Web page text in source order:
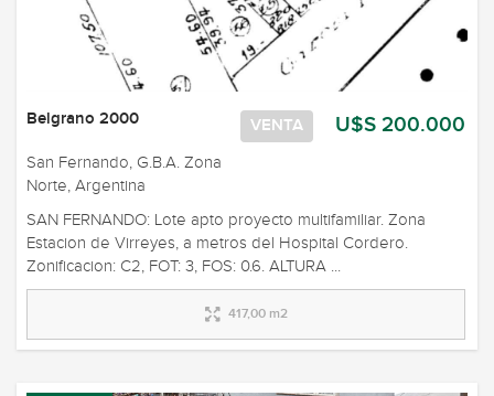
U$S 200.000
VENTA
Belgrano 2000
San Fernando, G.B.A. Zona
Norte, Argentina
SAN FERNANDO: Lote apto proyecto multifamiliar. Zona
Estacion de Virreyes, a metros del Hospital Cordero.
Zonificacion: C2, FOT: 3, FOS: 0.6. ALTURA ...
417,00 m2